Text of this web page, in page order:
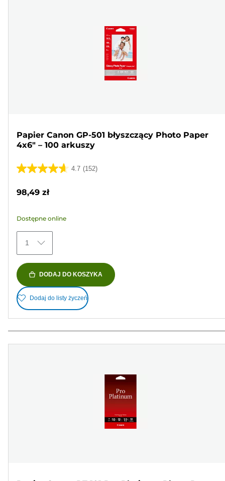
Papier Canon GP-501 błyszczący Photo Paper
4x6" – 100 arkuszy
4.7 (152)
4.7
5
152
Recenzji
98,49 zł
Dostępne online
1
DODAJ DO KOSZYKA
Dodaj do listy życzeń